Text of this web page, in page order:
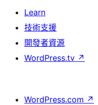
Learn
技術支援
開發者資源
WordPress.tv ↗
WordPress.com ↗